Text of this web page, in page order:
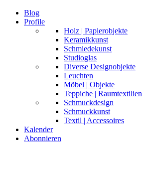
Blog
Profile
Holz | Papierobjekte
Keramikkunst
Schmiedekunst
Studioglas
Diverse Designobjekte
Leuchten
Möbel | Objekte
Teppiche | Raumtextilien
Schmuckdesign
Schmuckkunst
Textil | Accessoires
Kalender
Abonnieren